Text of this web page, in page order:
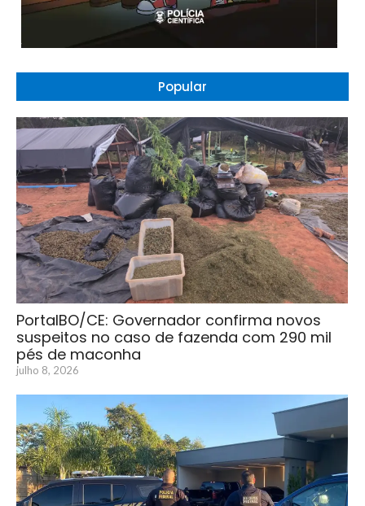
Popular
PortalBO/CE: Governador confirma novos
suspeitos no caso de fazenda com 290 mil
pés de maconha
julho 8, 2026